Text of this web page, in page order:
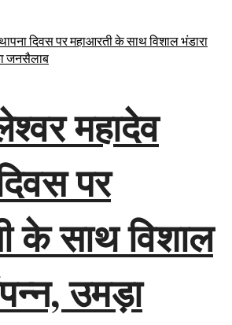
महादेव
पर
के साथ विशाल
उमड़ा